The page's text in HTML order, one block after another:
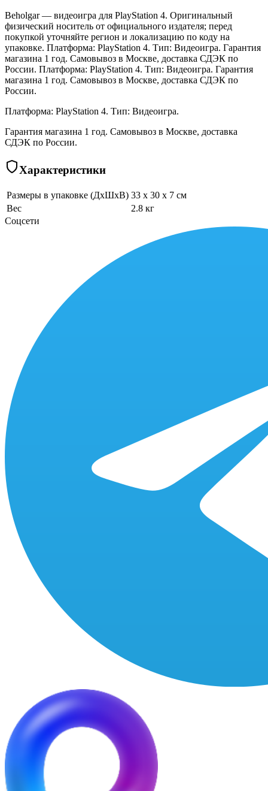
Beholgar — видеоигра для PlayStation 4. Оригинальный
физический носитель от официального издателя; перед
покупкой уточняйте регион и локализацию по коду на
упаковке. Платформа: PlayStation 4. Тип: Видеоигра. Гарантия
магазина 1 год. Самовывоз в Москве, доставка СДЭК по
России. Платформа: PlayStation 4. Тип: Видеоигра. Гарантия
магазина 1 год. Самовывоз в Москве, доставка СДЭК по
России.
Платформа: PlayStation 4. Тип: Видеоигра.
Гарантия магазина 1 год. Самовывоз в Москве, доставка
СДЭК по России.
Характеристики
Размеры в упаковке (ДхШхВ) 33 x 30 x 7 см
Вес
2.8 кг
Соцсети